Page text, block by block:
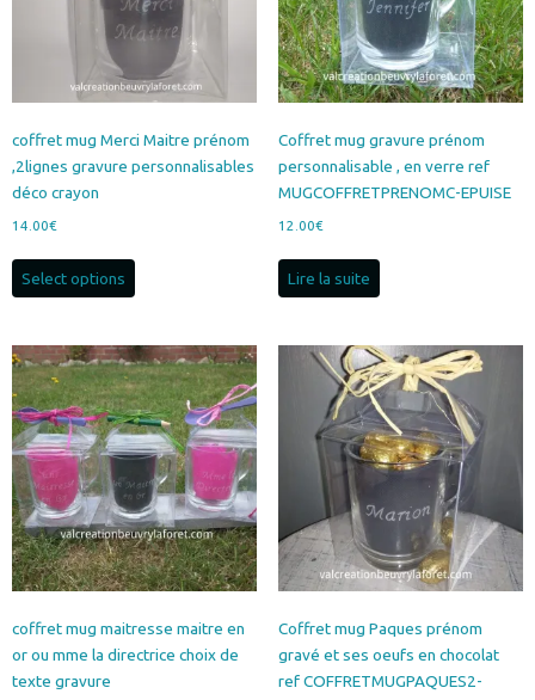
coffret mug Merci Maitre prénom
,2lignes gravure personnalisables
déco crayon
14.00€
Select options
Coffret mug gravure prénom
personnalisable , en verre ref
MUGCOFFRETPRENOMC-EPUISE
12.00€
Lire la suite
coffret mug maitresse maitre en
or ou mme la directrice choix de
texte gravure
Coffret mug Paques prénom
gravé et ses oeufs en chocolat
ref COFFRETMUGPAQUES2-